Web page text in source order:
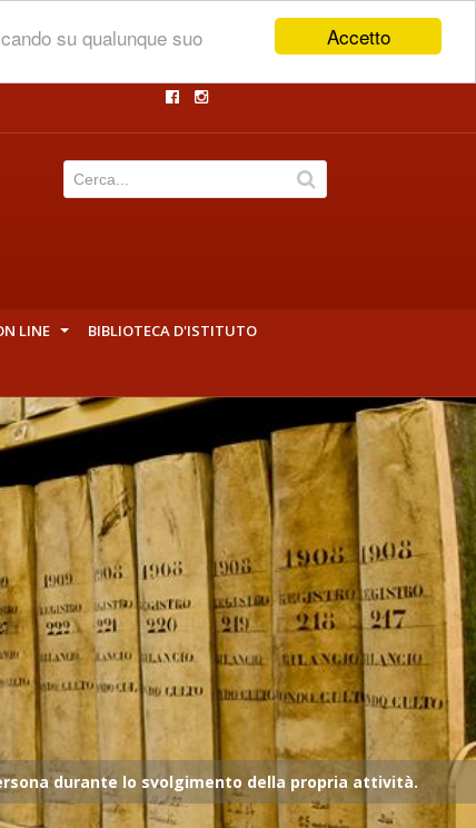
Accetto
su qualunque suo
LINE BIBLIOTECA D'ISTITUTO
durante lo svolgimento della propria attività.